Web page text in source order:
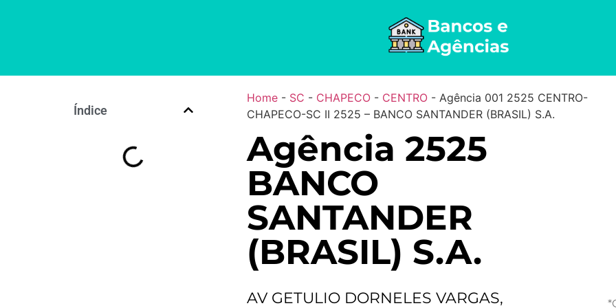
Índice
Home- SC - CHAPECO- CENTRO- Agência 001 2525 CENTRO-
CHAPECO-SC II 2525 – BANCO SANTANDER (BRASIL) S.A.
Agência 2525
BANCO
SANTANDER
(BRASIL) S.A.
AV GETULIO DORNELES VARGAS,